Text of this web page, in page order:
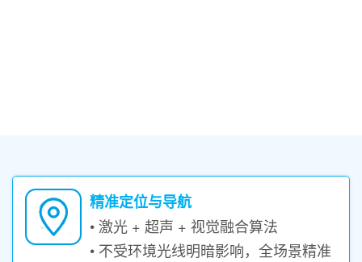
精准定位与导航
• 激光 + 超声 + 视觉融合算法
• 不受环境光线明暗影响，全场景精准